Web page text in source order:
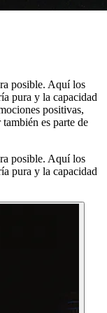
posible. Aquí los
pura y la capacidad
positivas,
es parte de
posible. Aquí los
pura y la capacidad